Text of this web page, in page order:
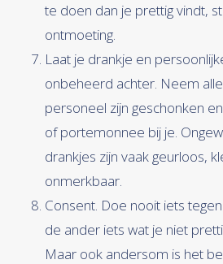
te doen dan je prettig vindt,
ontmoeting.
Laat je drankje en
onbeheerd achter. Neem
personeel zijn geschonken
of portemonnee bij je.
drankjes zijn vaak geurloos,
onmerkbaar.
Consent. Doe nooit iets
de ander iets wat je niet
Maar ook andersom is het